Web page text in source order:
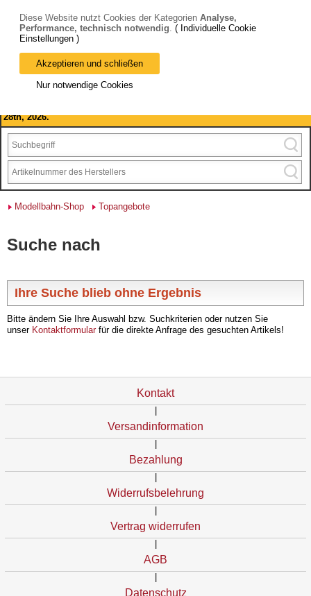
Bitte beachten Sie: wir machen Betriebsferien, vom 03. bis 28.
August 2026 haben wir geschlossen.
28th, 2026.
Modellbahn-Shop Topangebote
Suche nach
Ihre Suche blieb ohne Ergebnis
Bitte ändern Sie Ihre Auswahl bzw. Suchkriterien oder nutzen Sie
unser Kontaktformularfür die direkte Anfrage des gesuchten Artikels!
Kontakt
Versandinformation
Bezahlung
Widerrufsbelehrung
Vertrag widerrufen
AGB
Datenschutz
Diese Website nutzt Cookies der Kategorien Analyse,
Performance, technisch notwendig. ( Individuelle Cookie
Einstellungen )
Akzeptieren und schließen
Nur notwendige Cookies